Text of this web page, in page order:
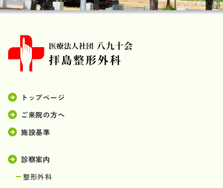
トップページ
ご来院の方へ
施設基準
診察案内
整形外科